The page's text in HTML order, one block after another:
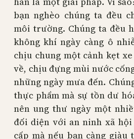
bạn nghèo chúng ta đều
môi trường. Chúng ta đều
không khí ngày càng ô
chịu chung một cảnh kẹt
về, chịu đựng mùi nước
những ngày mưa đến.
thực phẩm mà sự tồn dư
nên ung thư ngày một
đối diện với an ninh xã hội
cấp mà nếu bạn càng